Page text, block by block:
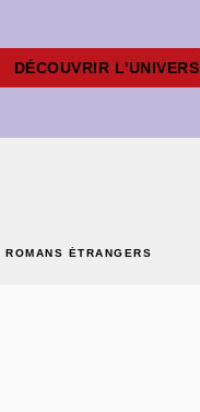
DÉCOUVRIR L'UNIVERS
ROMANS ÉTRANGERS